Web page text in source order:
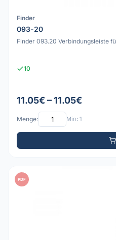
Finder
093-20
Finder 093.20 Verbindungsleiste
10
11.05€ – 11.05€
Menge: Min: 1
PDF